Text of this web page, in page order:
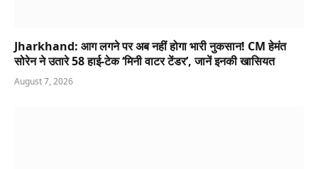
Jharkhand: आग लगने पर अब नहीं होगा भारी नुकसान! CM हेमंत
सोरेन ने उतारे 58 हाई-टेक ‘मिनी वाटर टेंडर’, जानें इनकी खासियत
August 7, 2026